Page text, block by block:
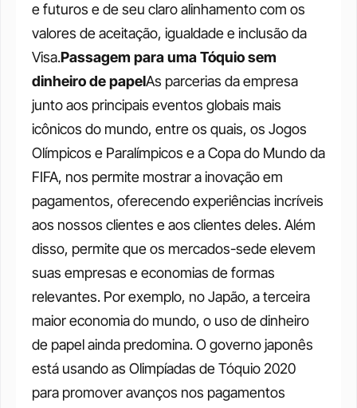
e futuros e de seu claro alinhamento com os
valores de aceitação, igualdade e inclusão da
Visa.Passagem para uma Tóquio sem
dinheiro de papelAs parcerias da empresa
junto aos principais eventos globais mais
icônicos do mundo, entre os quais, os Jogos
Olímpicos e Paralímpicos e a Copa do Mundo da
FIFA, nos permite mostrar a inovação em
pagamentos, oferecendo experiências incríveis
aos nossos clientes e aos clientes deles. Além
disso, permite que os mercados-sede elevem
suas empresas e economias de formas
relevantes. Por exemplo, no Japão, a terceira
maior economia do mundo, o uso de dinheiro
de papel ainda predomina. O governo japonês
está usando as Olimpíadas de Tóquio 2020
para promover avanços nos pagamentos